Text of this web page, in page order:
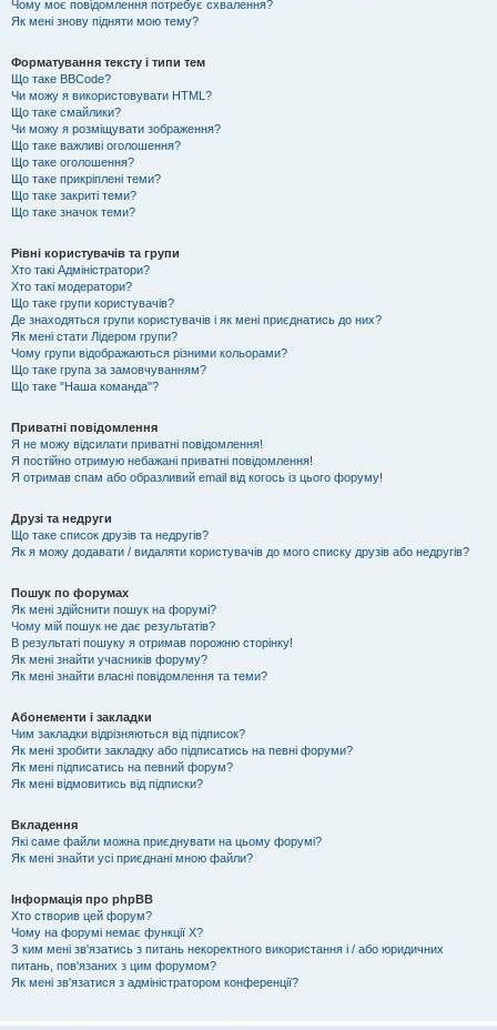
Чому моє повідомлення потребує схвалення?
Як мені знову підняти мою тему?
Форматування тексту і типи тем
Що таке BBCode?
Чи можу я використовувати HTML?
Що таке смайлики?
Чи можу я розміщувати зображення?
Що таке важливі оголошення?
Що таке оголошення?
Що таке прикріплені теми?
Що таке закриті теми?
Що таке значок теми?
Рівні користувачів та групи
Хто такі Адміністратори?
Хто такі модератори?
Що таке групи користувачів?
Де знаходяться групи користувачів і як мені приєднатись до них?
Як мені стати Лідером групи?
Чому групи відображаються різними кольорами?
Що таке група за замовчуванням?
Що таке "Наша команда"?
Приватні повідомлення
Я не можу відсилати приватні повідомлення!
Я постійно отримую небажані приватні повідомлення!
Я отримав спам або образливий email від когось із цього форуму!
Друзі та недруги
Що таке список друзів та недругів?
Як я можу додавати / видаляти користувачів до мого списку друзів або недругів?
Пошук по форумах
Як мені здійснити пошук на форумі?
Чому мій пошук не дає результатів?
В результаті пошуку я отримав порожню сторінку!
Як мені знайти учасників форуму?
Як мені знайти власні повідомлення та теми?
Абонементи і закладки
Чим закладки відрізняються від підписок?
Як мені зробити закладку або підписатись на певні форуми?
Як мені підписатись на певний форум?
Як мені відмовитись від підписки?
Вкладення
Які саме файли можна приєднувати на цьому форумі?
Як мені знайти усі приєднані мною файли?
Інформація про phpBB
Хто створив цей форум?
Чому на форумі немає функції X?
З ким мені зв'язатись з питань некоректного використання і / або юридичних
питань, пов'язаних з цим форумом?
Як мені зв'язатися з адміністратором конференції?